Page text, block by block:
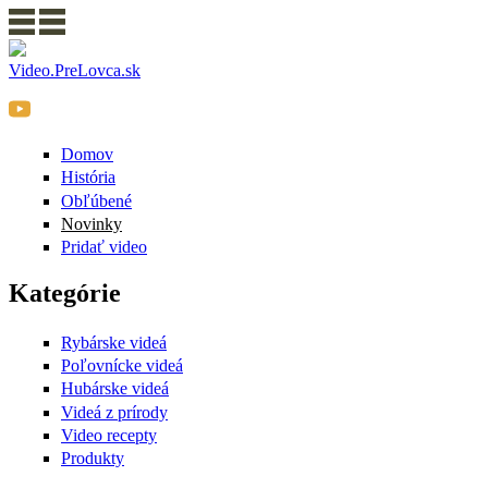
Video.PreLovca.sk
Domov
História
Obľúbené
Novinky
Pridať video
Kategórie
Rybárske videá
Poľovnícke videá
Hubárske videá
Videá z prírody
Video recepty
Produkty